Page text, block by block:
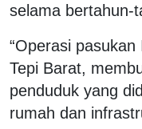
selama bertahun-
“Operasi
Tepi Barat,
penduduk yang
rumah dan